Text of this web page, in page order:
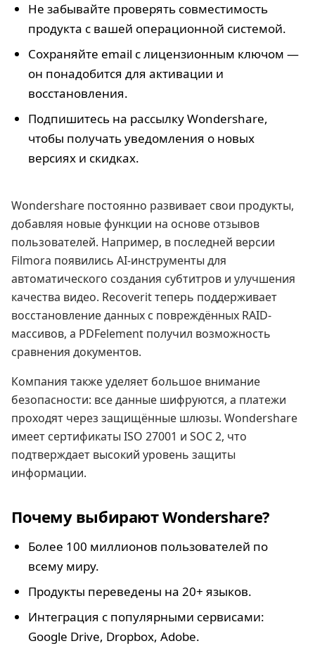
Не забывайте проверять совместимость
продукта с вашей операционной системой.
Сохраняйте email с лицензионным ключом —
он понадобится для активации и
восстановления.
Подпишитесь на рассылку Wondershare,
чтобы получать уведомления о новых
версиях и скидках.
Wondershare постоянно развивает свои продукты,
добавляя новые функции на основе отзывов
пользователей. Например, в последней версии
Filmora появились AI-инструменты для
автоматического создания субтитров и улучшения
качества видео. Recoverit теперь поддерживает
восстановление данных с повреждённых RAID-
массивов, а PDFelement получил возможность
сравнения документов.
Компания также уделяет большое внимание
безопасности: все данные шифруются, а платежи
проходят через защищённые шлюзы. Wondershare
имеет сертификаты ISO 27001 и SOC 2, что
подтверждает высокий уровень защиты
информации.
Почему выбирают Wondershare?
Более 100 миллионов пользователей по
всему миру.
Продукты переведены на 20+ языков.
Интеграция с популярными сервисами:
Google Drive, Dropbox, Adobe.